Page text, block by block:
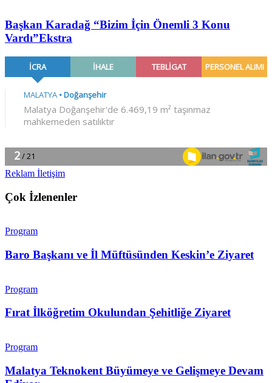
Başkan Karadağ “Bizim İçin Önemli 3 Konu
Vardı”Ekstra
Reklam İletişim
Çok İzlenenler
Program
Baro Başkanı ve İl Müftüsünden Keskin’e Ziyaret
Program
Fırat İlköğretim Okulundan Şehitliğe Ziyaret
Program
Malatya Teknokent Büyümeye ve Gelişmeye Devam